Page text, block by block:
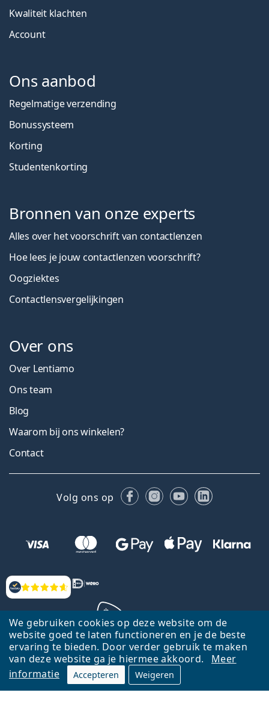
We gebruiken cookies op deze website om de
website goed te laten functioneren en je de beste
ervaring te bieden. Door verder gebruik te maken
van deze website ga je hiermee akkoord.
Meer
informatie
Accepteren Weigeren
Beoordelingen
Kwaliteit klachten
Account
Ons aanbod
Regelmatige verzending
Bonussysteem
Korting
Studentenkorting
Bronnen van onze experts
Alles over het voorschrift van contactlenzen
Hoe lees je jouw contactlenzen voorschrift?
Oogziektes
Contactlensvergelijkingen
Over ons
Over Lentiamo
Ons team
Blog
Waarom bij ons winkelen?
Contact
Volg ons op FacebookInstagram
YouTubeLinkedIn
Terug naar de homepagina
Ga omhoog
Lentiamo.nl is eigendom van en wordt beheerd door Lentiamo s.r.o.,
Tsjechië
Hier al 18 jaar voor jou.